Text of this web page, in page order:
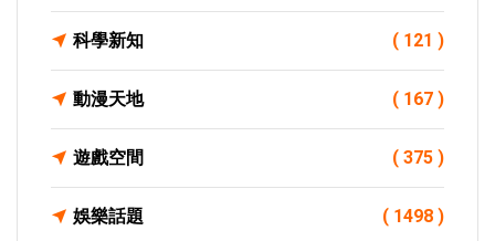
科學新知 ( 121 )
動漫天地 ( 167 )
遊戲空間 ( 375 )
娛樂話題 ( 1498 )